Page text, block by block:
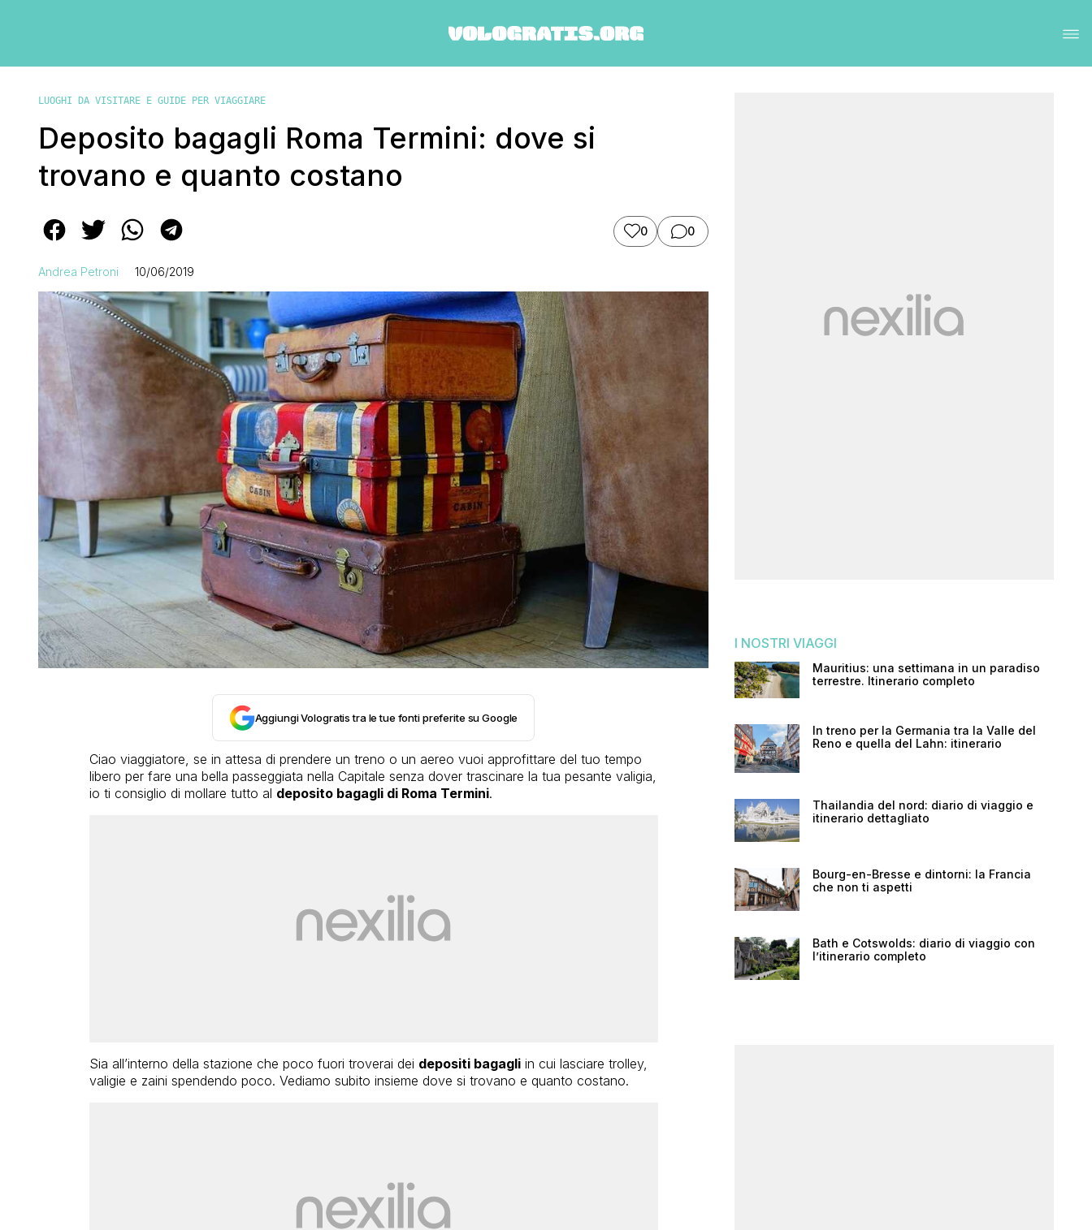
LUOGHI DA VISITARE E GUIDE PER VIAGGIARE
Deposito bagagli Roma Termini: dove si
trovano e quanto costano
0 0
Andrea Petroni 10/06/2019
Aggiungi Vologratis tra le tue fonti preferite su Google
Ciao viaggiatore, se in attesa di prendere un treno o un aereo vuoi approfittare del tuo tempo
libero per fare una bella passeggiata nella Capitale senza dover trascinare la tua pesante valigia,
io ti consiglio di mollare tutto al deposito bagagli di Roma Termini.
Sia all’interno della stazione che poco fuori troverai dei depositi bagagliin cui lasciare trolley,
valigie e zaini spendendo poco. Vediamo subito insieme dove si trovano e quanto costano.
I NOSTRI VIAGGI
Mauritius: una settimana in un paradiso
terrestre. Itinerario completo
In treno per la Germania tra la Valle del
Reno e quella del Lahn: itinerario
Thailandia del nord: diario di viaggio e
itinerario dettagliato
Bourg-en-Bresse e dintorni: la Francia
che non ti aspetti
Bath e Cotswolds: diario di viaggio con
l’itinerario completo